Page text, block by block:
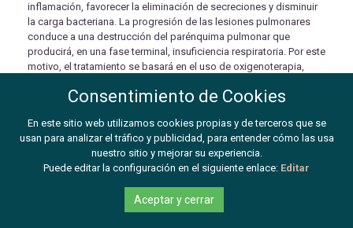
inflamación, favorecer la eliminación de secreciones y disminuir
la carga bacteriana. La progresión de las lesiones pulmonares
conduce a una destrucción del parénquima pulmonar que
producirá, en una fase terminal, insuficiencia respiratoria. Por este
motivo, el tratamiento se basará en el uso de oxigenoterapia,
de fracaso de todos los tratamientos, cuidados paliativos. En la
tratamientos en relación con la fisiopatología de la enfermedad.
Consentimiento de Cookies
En este sitio web utilizamos cookies propias y de terceros que se
usan para analizar el tráfico y publicidad, para entender cómo las usa
nuestro sitio y mejorar su experiencia.
Puede editar la configuración en el siguiente enlace: Editar
Aceptar y cerrar